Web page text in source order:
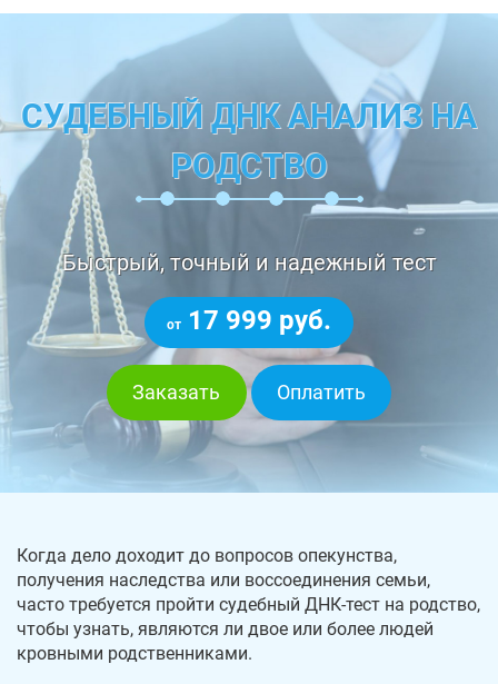
СУДЕБНЫЙ ДНК АНАЛИЗ НА
РОДСТВО
Быстрый, точный и надежный тест
от 17 999 руб.
Заказать Оплатить
Когда дело доходит до вопросов опекунства,
получения наследства или воссоединения семьи,
часто требуется пройти судебный ДНК-тест на родство,
чтобы узнать, являются ли двое или более людей
кровными родственниками.